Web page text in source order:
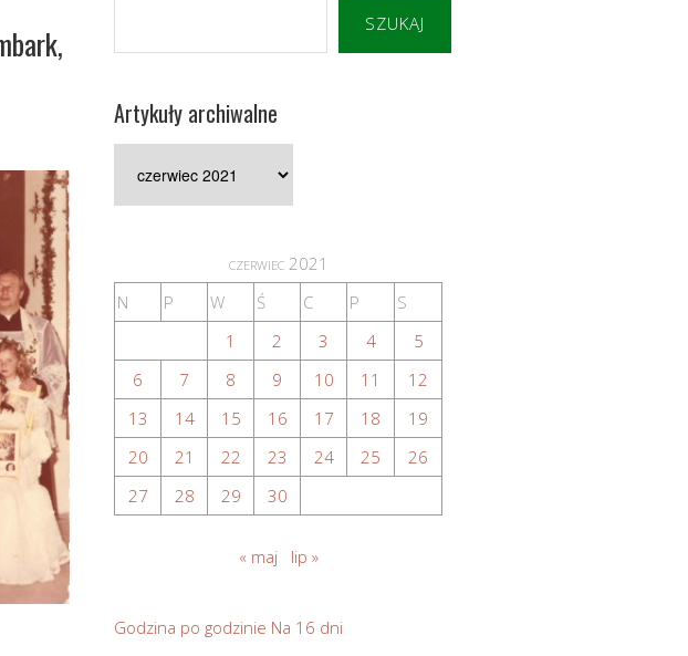
SZUKAJ
Artykuły archiwalne
archiwalne
czerwiec 2021
N
P W Ś C P
S
1
2 3 4
5
6
7 8 9 10 11
12
13
14 15 16 17 18
19
20
21 22 23 24 25
26
27
28 29 30
« maj lip »
Godzina po godzinie Na 16 dni